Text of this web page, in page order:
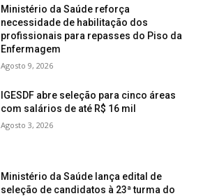
Ministério da Saúde reforça
necessidade de habilitação dos
profissionais para repasses do Piso da
Enfermagem
Agosto 9, 2026
IGESDF abre seleção para cinco áreas
com salários de até R$ 16 mil
Agosto 3, 2026
Ministério da Saúde lança edital de
seleção de candidatos à 23ª turma do